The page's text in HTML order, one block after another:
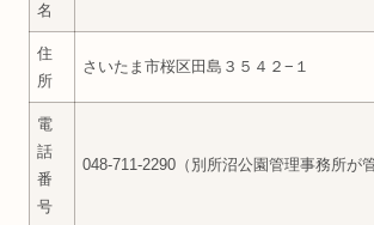
名
住
所
さいたま市桜区田島３５４２−１
電
話
番
号
048-711-2290（別所沼公園管理事務所が管